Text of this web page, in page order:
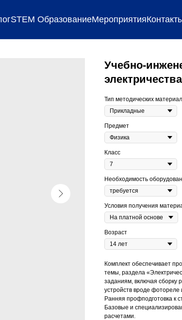
STEM ОбразованиеМероприятия
Учебно-
Тип методических
Предмет
Класс
Необходимость
Условия получения
Возраст
Комплект обеспечивает
темы, раздела
заданиям, включая сборку
устройств вроде фотореле
Ранняя профподготовка к
Базовые и
расчетами.